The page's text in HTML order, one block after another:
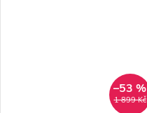
1 899 Kč
–53 %